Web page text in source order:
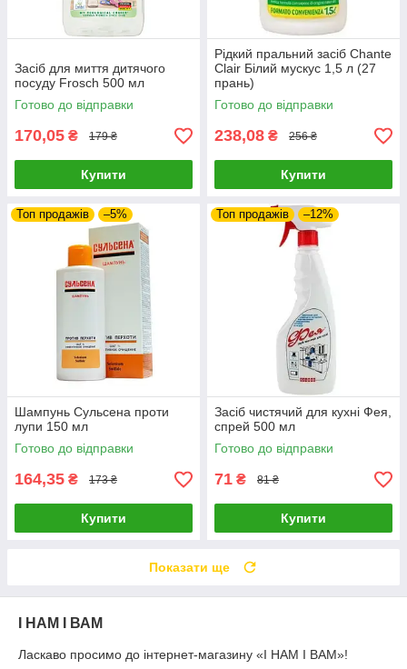
Засіб для миття дитячого
посуду Frosch 500 мл
Готово до відправки
170,05 ₴ 179 ₴
Купити
Рідкий пральний засіб Chante
Clair Білий мускус 1,5 л (27
прань)
Готово до відправки
238,08 ₴ 256 ₴
Купити
Топ продажів –5%
Шампунь Сульсена проти
лупи 150 мл
Готово до відправки
164,35 ₴ 173 ₴
Купити
Топ продажів –12%
Засіб чистячий для кухні Фея,
спрей 500 мл
Готово до відправки
71 ₴ 81 ₴
Купити
Показати ще
I НАМ I ВАМ
Ласкаво просимо до інтернет-магазину «І НАМ І ВАМ»!